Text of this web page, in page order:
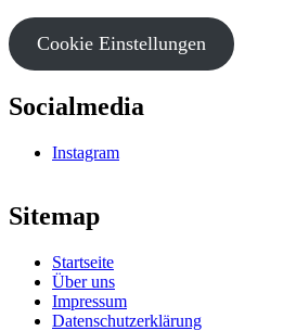
Cookie Einstellungen
Socialmedia
Instagram
Sitemap
Startseite
Über uns
Impressum
Datenschutzerklärung